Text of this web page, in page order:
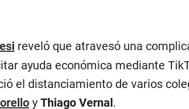
reveló que atravesó una
ayuda económica mediante
el distanciamiento de varios
y Thiago Vernal.